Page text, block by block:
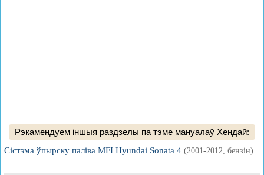
Рэкамендуем іншыя раздзелы па тэме мануалаў Хендай:
Сістэма ўпырску паліва MFI Hyundai Sonata 4 (2001-2012, бензін)